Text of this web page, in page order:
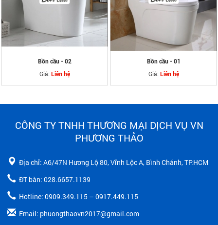
Bồn cầu - 02
Giá: Liên hệ
Bồn cầu - 01
Giá: Liên hệ
CÔNG TY TNHH THƯƠNG MẠI DỊCH VỤ VN
PHƯƠNG THẢO
Địa chỉ: A6/47N Hương Lộ 80, Vĩnh Lộc A, Bình Chánh, TP.HCM
ĐT bàn: 028.6657.1139
Hotline: 0909.349.115 – 0917.449.115
Email: phuongthaovn2017@gmail.com